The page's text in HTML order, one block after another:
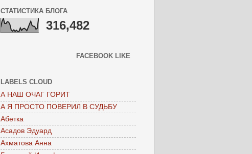
СТАТИСТИКА БЛОГА
316,482
FACEBOOK LIKE
LABELS CLOUD
А НАШ ОЧАГ ГОРИТ
А Я ПРОСТО ПОВЕРИЛ В СУДЬБУ
Абетка
Асадов Эдуард
Ахматова Анна